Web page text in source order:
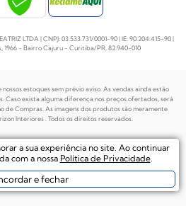
LTDA | CNPJ: 03.533.731/0001-90 | IE: 90.204.415-90 |
1966 - Bairro Cajuru - Curitiba/PR, 82.940-010
estoques sem prévio aviso. As vendas ainda estão
Caso exista alguma diferença nos preçosofertados, será
de Compras. As imagens dos produtos são meramente
Interiores . Todos os direitos reservados.
Plataforma de
Ecommerce by
a sua experiência no site. Ao continuar
com a nossa Política de Privacidade.
e fechar